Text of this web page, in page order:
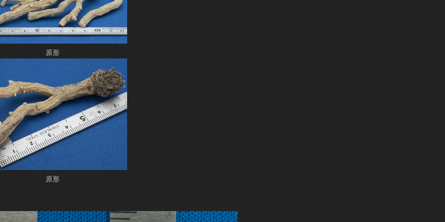
原形
原形